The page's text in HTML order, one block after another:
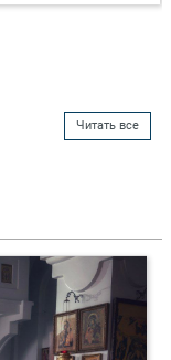
Читать все